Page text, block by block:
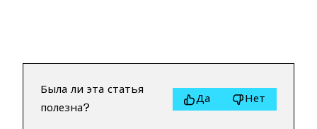
Была ли эта статья
полезна?
Да Нет